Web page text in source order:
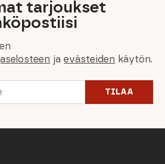
tarjoukset
jaevästeiden käytön.
TILAA